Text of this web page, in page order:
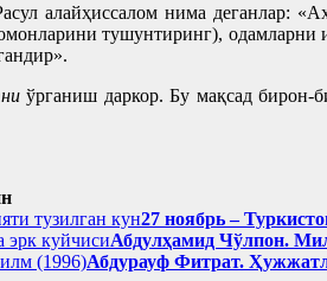
алайҳиссалом нима деганлар:
тушунтиринг),
иўрганиш даркор. Бу мақсад бирон-
27 ноябрь –
Абдулҳамид Чўлпон.
Абдурауф Фитрат.